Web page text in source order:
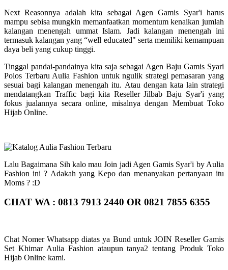
Next Reasonnya adalah kita sebagai Agen Gamis Syar'i harus
mampu sebisa mungkin memanfaatkan momentum kenaikan jumlah
kalangan menengah ummat Islam. Jadi kalangan menengah ini
termasuk kalangan yang “well educated" serta memiliki kemampuan
daya beli yang cukup tinggi.
Tinggal pandai-pandainya kita saja sebagai Agen Baju Gamis Syari
Polos Terbaru Aulia Fashion untuk ngulik strategi pemasaran yang
sesuai bagi kalangan menengah itu. Atau dengan kata lain strategi
mendatangkan Traffic bagi kita Reseller Jilbab Baju Syar'i yang
fokus jualannya secara online, misalnya dengan Membuat Toko
Hijab Online.
Lalu Bagaimana Sih kalo mau Join jadi Agen Gamis Syar'i by Aulia
Fashion ini ? Adakah yang Kepo dan menanyakan pertanyaan itu
Moms ? :D
CHAT WA : 0813 7913 2440 OR 0821 7855 6355
Chat Nomer Whatsapp diatas ya Bund untuk JOIN Reseller Gamis
Set Khimar Aulia Fashion ataupun tanya2 tentang Produk Toko
Hijab Online kami.